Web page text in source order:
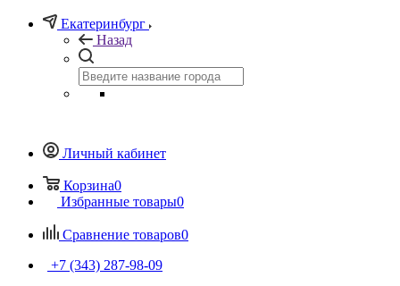
Екатеринбург
Назад
Личный кабинет
Корзина0
Избранные товары0
Сравнение товаров0
+7 (343) 287-98-09